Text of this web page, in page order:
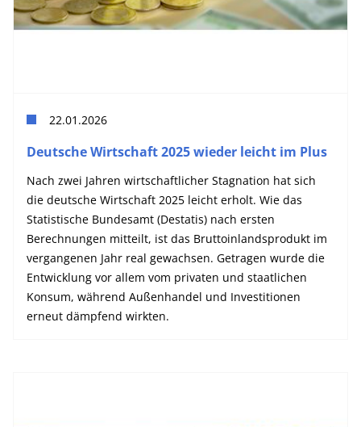
22.01.2026
Deutsche Wirtschaft 2025 wieder leicht im Plus
Nach zwei Jahren wirtschaftlicher Stagnation hat sich
die deutsche Wirtschaft 2025 leicht erholt. Wie das
Statistische Bundesamt (Destatis) nach ersten
Berechnungen mitteilt, ist das Bruttoinlandsprodukt im
vergangenen Jahr real gewachsen. Getragen wurde die
Entwicklung vor allem vom privaten und staatlichen
Konsum, während Außenhandel und Investitionen
erneut dämpfend wirkten.